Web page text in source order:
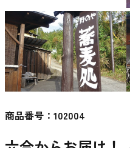
商品番号： 102004